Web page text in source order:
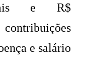
e R$
e salário